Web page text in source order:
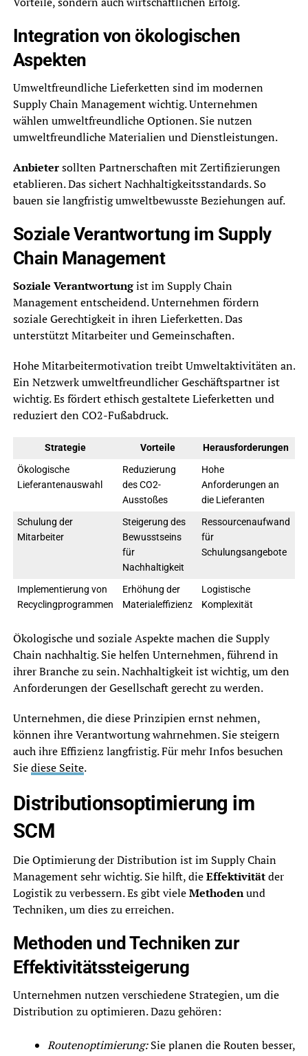
Integration von ökologischen
Aspekten
Umweltfreundliche Lieferketten sind im modernen
Supply Chain Management wichtig. Unternehmen
wählen umweltfreundliche Optionen. Sie nutzen
umweltfreundliche Materialien und Dienstleistungen.
Anbietersollten Partnerschaften mit Zertifizierungen
etablieren. Das sichert Nachhaltigkeitsstandards. So
bauen sie langfristig umweltbewusste Beziehungen auf.
Soziale Verantwortung im Supply
Chain Management
Soziale Verantwortungist im Supply Chain
Management entscheidend. Unternehmen fördern
soziale Gerechtigkeit in ihren Lieferketten. Das
unterstützt Mitarbeiter und Gemeinschaften.
Hohe Mitarbeitermotivation treibt Umweltaktivitäten an.
Ein Netzwerk umweltfreundlicher Geschäftspartner ist
wichtig. Es fördert ethisch gestaltete Lieferketten und
reduziert den CO2-Fußabdruck.
Strategie Vorteile
Herausforderungen
Ökologische
Lieferantenauswahl
Reduzierung
des CO2-
Ausstoßes
Hohe
Anforderungen an
die Lieferanten
Schulung der
Mitarbeiter
Steigerung des
Bewusstseins
für
Nachhaltigkeit
Ressourcenaufwand
für
Schulungsangebote
Implementierung von
Recyclingprogrammen
Erhöhung der
Materialeffizienz
Logistische
Komplexität
Ökologische und soziale Aspekte machen die Supply
Chain nachhaltig. Sie helfen Unternehmen, führend in
ihrer Branche zu sein. Nachhaltigkeit ist wichtig, um den
Anforderungen der Gesellschaft gerecht zu werden.
Unternehmen, die diese Prinzipien ernst nehmen,
können ihre Verantwortung wahrnehmen. Sie steigern
auch ihre Effizienz langfristig. Für mehr Infos besuchen
Siediese Seite.
Distributionsoptimierung im
SCM
Die Optimierung der Distribution ist im Supply Chain
Management sehr wichtig. Sie hilft, dieEffektivitätder
Logistik zu verbessern. Es gibt vieleMethodenund
Techniken, um dies zu erreichen.
Methoden und Techniken zur
Effektivitätssteigerung
Unternehmen nutzen verschiedene Strategien, um die
Distribution zu optimieren. Dazu gehören:
Routenoptimierung:Sie planen die Routen besser,